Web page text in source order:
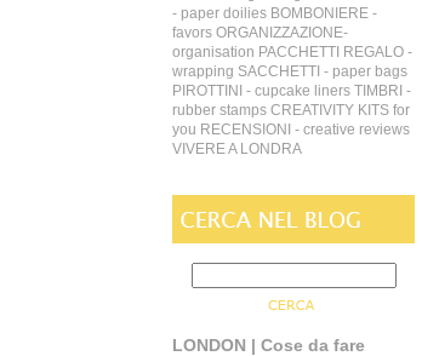
- paper doilies BOMBONIERE -
favors ORGANIZZAZIONE-
organisation PACCHETTI REGALO -
wrapping SACCHETTI - paper bags
PIROTTINI - cupcake liners TIMBRI -
rubber stamps CREATIVITY KITS for
you RECENSIONI - creative reviews
VIVERE A LONDRA
LONDON | Cose da fare